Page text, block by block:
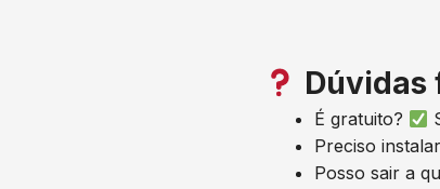
Dúvidas
É gratuito?
Preciso
Posso sair a